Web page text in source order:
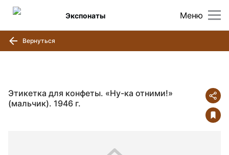
Меню
Экспонаты
Вернуться
Этикетка для конфеты. «Ну-ка отними!»
(мальчик). 1946 г.